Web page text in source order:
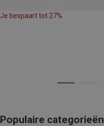
Je bespaart tot 27%
Populaire categorieën